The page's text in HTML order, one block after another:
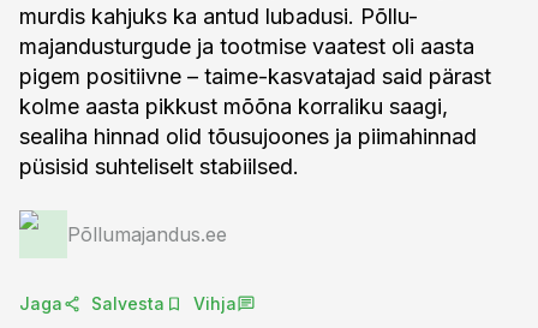
murdis kahjuks ka antud lubadusi. Põllu-
majandusturgude ja tootmise vaatest oli aasta
pigem positiivne – taime-kasvatajad said pärast
kolme aasta pikkust mõõna korraliku saagi,
sealiha hinnad olid tõusujoones ja piimahinnad
püsisid suhteliselt stabiilsed.
Põllumajandus.ee
Jaga Salvesta Vihja